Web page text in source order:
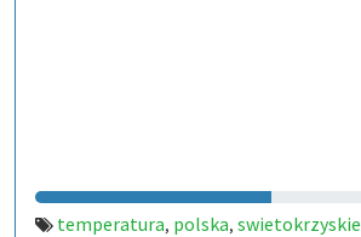
temperatura, polska, swietokrzyskie